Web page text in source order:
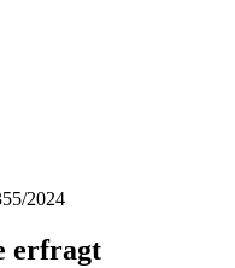
2024
erfragt